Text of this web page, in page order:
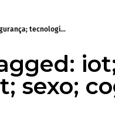
tecnologi...
sexo;